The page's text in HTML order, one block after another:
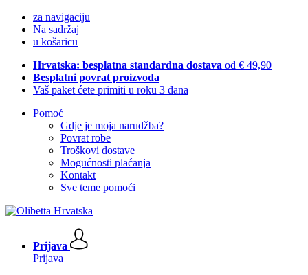
za navigaciju
Na sadržaj
u košaricu
Hrvatska: besplatna standardna dostava od € 49,90
Besplatni povrat proizvoda
Vaš paket ćete primiti u roku 3 dana
Pomoć
Gdje je moja narudžba?
Povrat robe
Troškovi dostave
Mogućnosti plaćanja
Kontakt
Sve teme pomoći
Prijava
Prijava